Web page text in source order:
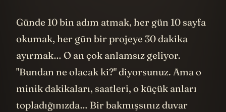
Günde 10 bin adım atmak, her gün 10 sayfa
okumak, her gün bir projeye 30 dakika
ayırmak… O an çok anlamsız geliyor.
"Bundan ne olacak ki?" diyorsunuz. Ama o
minik dakikaları, saatleri, o küçük anları
topladığınızda… Bir bakmışsınız duvar